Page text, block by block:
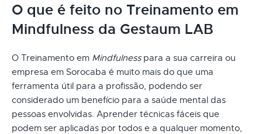
O que é feito no Treinamento em
Mindfulness da Gestaum LAB
O Treinamento em Mindfulnesspara a sua carreira ou
empresa em Sorocaba é muito mais do que uma
ferramenta útil para a profissão, podendo ser
considerado um benefício para a saúde mental das
pessoas envolvidas. Aprender técnicas fáceis que
podem ser aplicadas por todos e a qualquer momento,